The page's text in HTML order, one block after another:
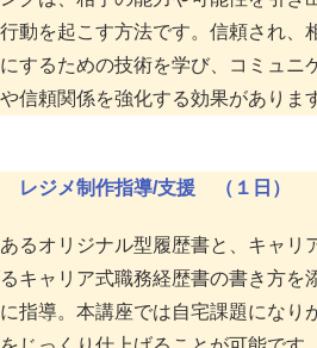
動を起こす方法です。信頼され、
するための技術を学び、コミュニ
信頼関係を強化する効果がありま
レジメ制作指導/支援 （１日）
るオリジナル型履歴書と、キャリ
キャリア式職務経歴書の書き方を
指導。本講座では自宅課題になり